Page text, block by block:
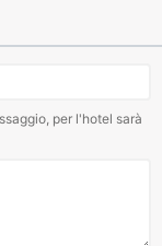
per l'hotel sarà